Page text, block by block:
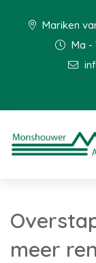
Mariken
Ma -
meer